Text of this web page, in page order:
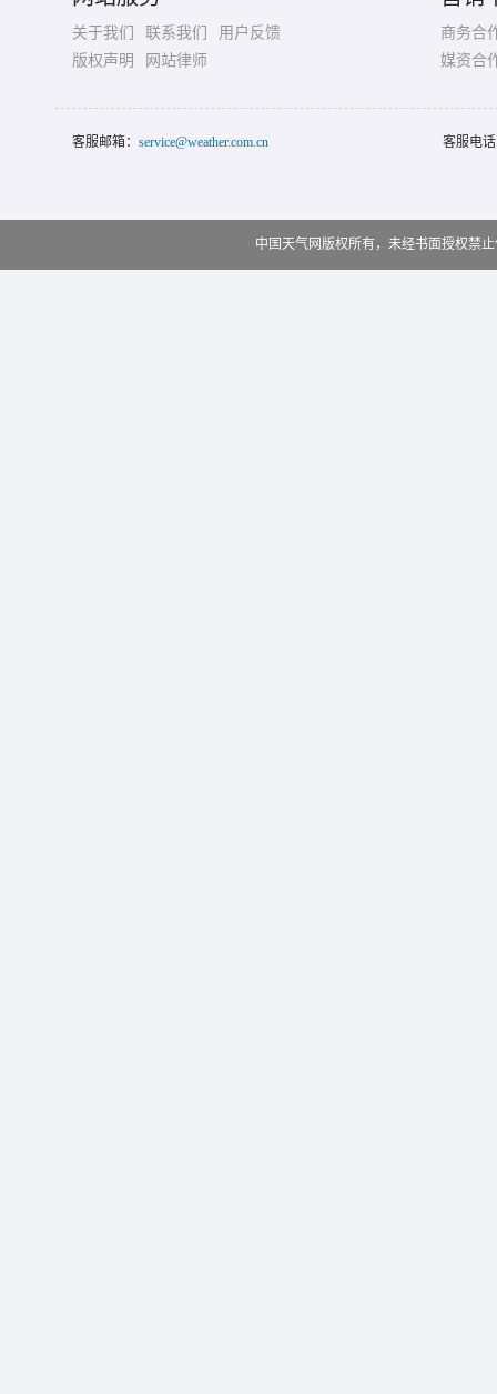
关于我们 联系我们
用户反馈
版权声明
网站律师
商务合
媒资合
客服邮箱： service@weather.com.cn 客服电
中国天气网版权所有，未经书面授权